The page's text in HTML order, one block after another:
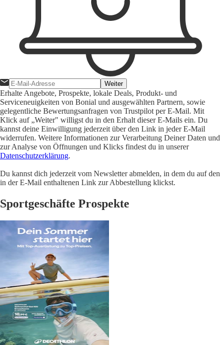
Weiter
Erhalte Angebote, Prospekte, lokale Deals, Produkt- und
Serviceneuigkeiten von Bonial und ausgewählten Partnern, sowie
gelegentliche Bewertungsanfragen von Trustpilot per E-Mail. Mit
Klick auf „Weiter" willigst du in den Erhalt dieser E-Mails ein. Du
kannst deine Einwilligung jederzeit über den Link in jeder E-Mail
widerrufen. Weitere Informationen zur Verarbeitung Deiner Daten und
zur Analyse von Öffnungen und Klicks findest du in unserer
Datenschutzerklärung.
Du kannst dich jederzeit vom Newsletter abmelden, in dem du auf den
in der E-Mail enthaltenen Link zur Abbestellung klickst.
Sportgeschäfte Prospekte